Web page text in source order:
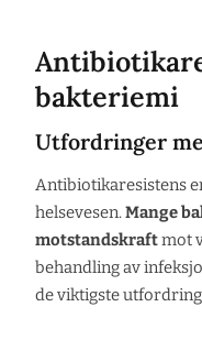
bakteriemi
Utfordringer
Antibiotikaresistens
helsevesen. Mange
motstandskraftmot
behandling av
de viktigste